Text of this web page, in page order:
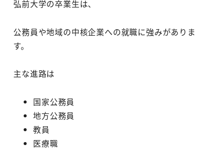
弘前大学の卒業生は、
公務員や地域の中核企業への就職に強みがありま
す。
主な進路は
国家公務員
地方公務員
教員
医療職